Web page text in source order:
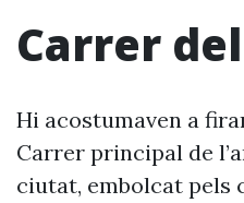
Carrer
Hi acostumaven a
Carrer principal de
ciutat, embolcat pels